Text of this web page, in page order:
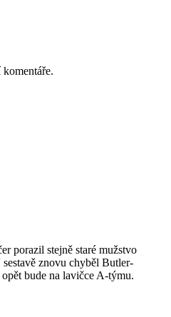
porazil stejně staré mužstvo
znovu chyběl Butler-
bude na lavičce A-týmu.